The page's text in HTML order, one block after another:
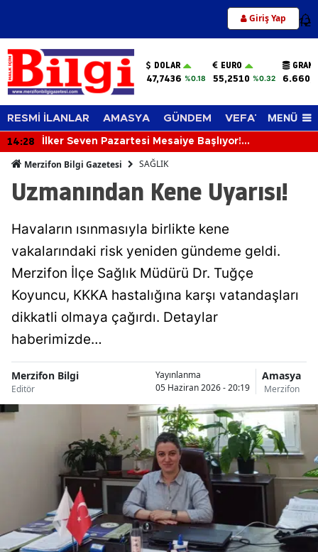
Giriş Yap 12
DOLAR
47,7436 %0.18
EURO
55,2510 %0.32
RESMİ İLANLAR AMASYA GÜNDEM VEFAT EDENLER
MENÜ
14:28
İlker Seven Pazartesi Mesaiye Başlıyor!
Merzifon Bilgi Gazetesi SAĞLIK
Uzmanından Kene Uyarısı!
Havaların ısınmasıyla birlikte kene
vakalarındaki risk yeniden gündeme geldi.
Merzifon İlçe Sağlık Müdürü Dr. Tuğçe
Koyuncu, KKKA hastalığına karşı vatandaşları
dikkatli olmaya çağırdı. Detaylar
haberimizde…
Merzifon Bilgi
Editör
Yayınlanma
05 Haziran 2026 - 20:19
Amasya
Merzifon